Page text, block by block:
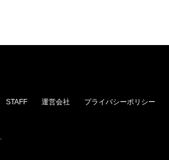
STAFF 運営会社 プライバシーポリシー